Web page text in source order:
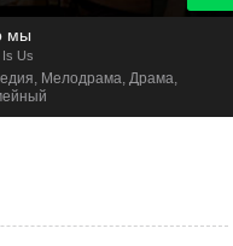
мы
Us
Мелодрама, Драма,